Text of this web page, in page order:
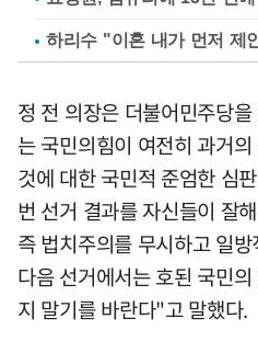
하리수 "이혼 내가 먼저 제
정 전 의장은 더불어민주당
는 국민의힘이 여전히 과거
것에 대한 국민적 준엄한 심
번 선거 결과를 자신들이 잘
즉 법치주의를 무시하고 일
다음 선거에서는 호된 국민
지 말기를 바란다"고 말했다.